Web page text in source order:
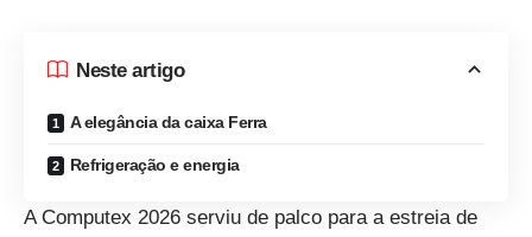
Neste artigo
A elegância da caixa Ferra
Refrigeração e energia
A Computex 2026 serviu de palco para a estreia de